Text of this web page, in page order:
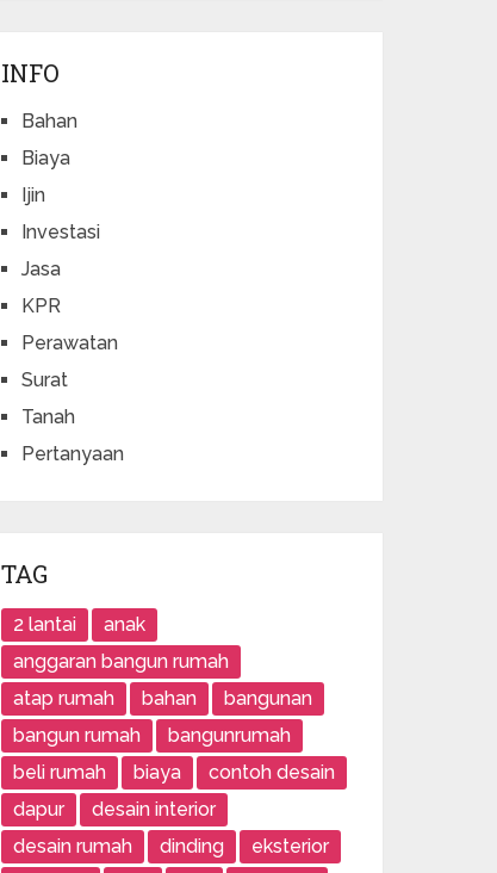
INFO
Bahan
Biaya
Ijin
Investasi
Jasa
KPR
Perawatan
Surat
Tanah
Pertanyaan
TAG
2 lantai
anak
anggaran bangun rumah
atap rumah
bahan
bangunan
bangun rumah
bangunrumah
beli rumah
biaya
contoh desain
dapur
desain interior
desain rumah
dinding
eksterior